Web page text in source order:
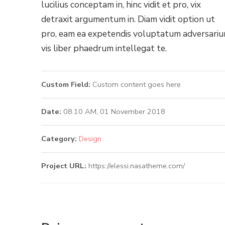
lucilius conceptam in, hinc vidit et pro, vix
detraxit argumentum in. Diam vidit option ut
pro, eam ea expetendis voluptatum
vis liber phaedrum intellegat te.
Custom Field: Custom content goes here
Date: 08.10 AM, 01 November 2018
Category: Design
Project URL: https://elessi.nasatheme.com/